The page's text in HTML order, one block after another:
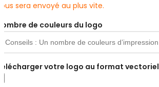
sera envoyé au plus vite.
de couleurs du logo
votre logo au format vectoriel